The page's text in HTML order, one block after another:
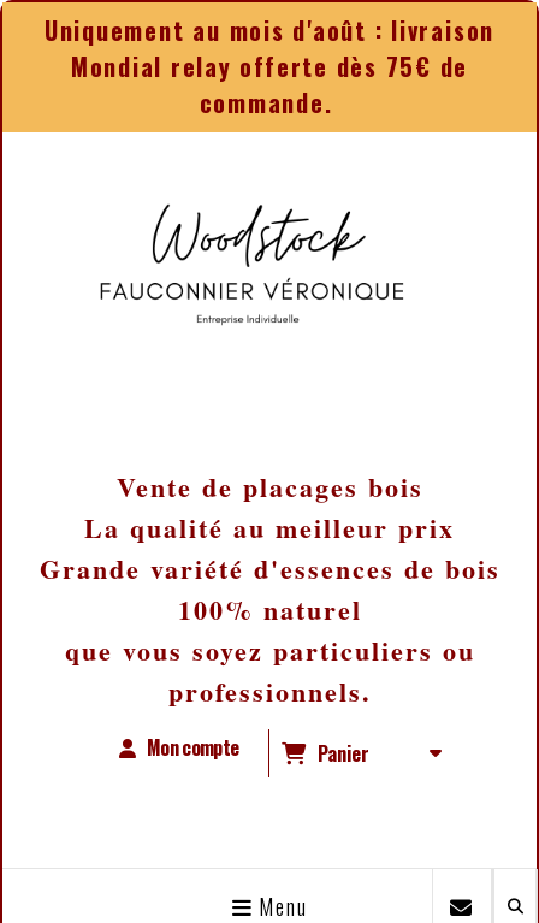
Uniquement au mois d'août : livraison
Mondial relay offerte dès 75€ de
commande.
Vente de placages bois
La qualité au meilleur prix
Grande variété d'essences de bois
100% naturel
que vous soyez particuliers ou
professionnels.
Mon compte Panier
Menu
Panneau de gestion des cookies